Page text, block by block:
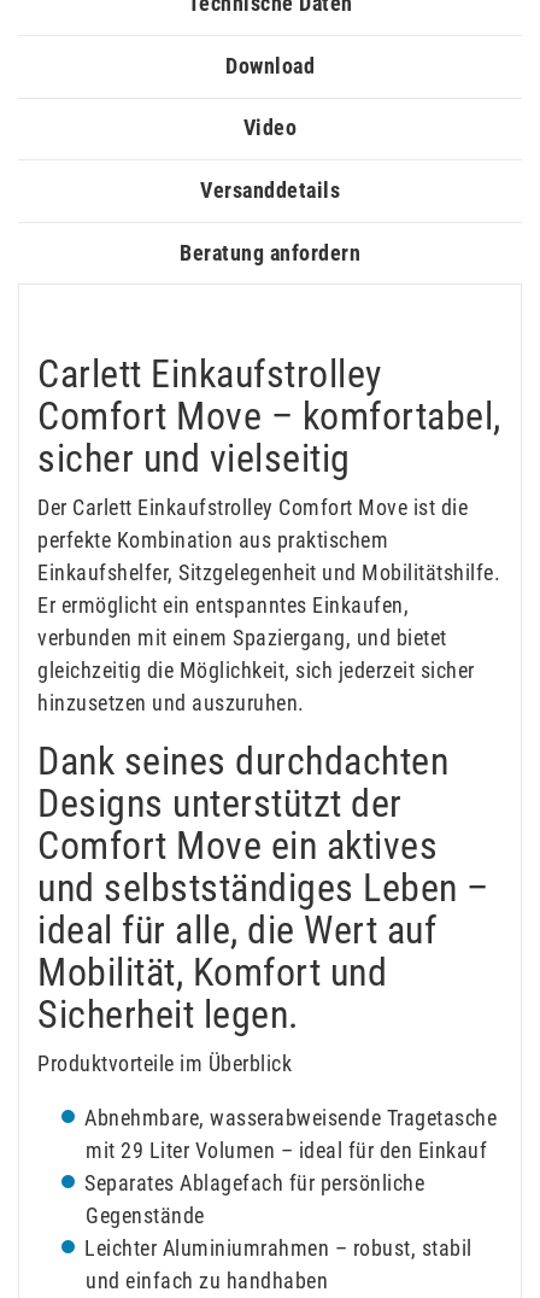
Download
Video
Versanddetails
Beratung anfordern
Carlett Einkaufstrolley
Comfort Move – komfortabel,
sicher und vielseitig
Der Carlett Einkaufstrolley Comfort Move ist die
perfekte Kombination aus praktischem
Einkaufshelfer, Sitzgelegenheit und Mobilitätshilfe.
Er ermöglicht ein entspanntes Einkaufen,
verbunden mit einem Spaziergang, und bietet
gleichzeitig die Möglichkeit, sich jederzeit sicher
hinzusetzen und auszuruhen.
Dank seines durchdachten
Designs unterstützt der
Comfort Move ein aktives
und selbstständiges Leben –
ideal für alle, die Wert auf
Mobilität, Komfort und
Sicherheit legen.
Produktvorteile im Überblick
Abnehmbare, wasserabweisende Tragetasche
mit 29 Liter Volumen – ideal für den Einkauf
Separates Ablagefach für persönliche
Gegenstände
Leichter Aluminiumrahmen – robust, stabil
und einfach zu handhaben